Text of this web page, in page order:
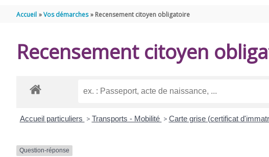
Accueil Vos démarches Recensement citoyen obligatoire
Recensement citoyen
Accueil particuliers > Transports - Mobilité > Carte grise (certificat
Question-réponse